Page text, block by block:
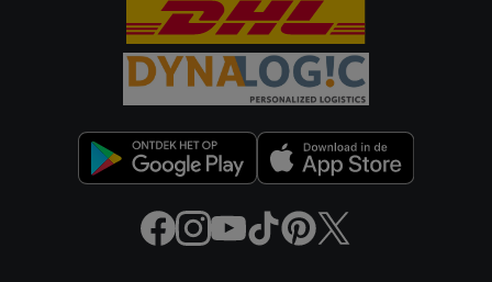
niet te kopen). De retargeting advertenties kunnen op
verschillende eindapparaten en binnen verschillende Lidl-
diensten worden weergegeven, als verschillende eindapparaten
en Lidl-diensten, met behulp van jouw gehashte e-mailadres en
Criteo S.A. beschikt, aan jou kunnen worden toegewezen.
Onder "Aanpassen" kun je aangeven met welke cookies en
je instemt. Verder kan je er meer informatie vinden over de